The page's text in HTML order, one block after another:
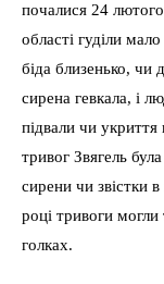
почалися 24
області гуділи
біда близенько, чи
сирена гевкала, і
підвали чи
тривог Звягель
сирени чи звістки
році тривоги могли
голках.